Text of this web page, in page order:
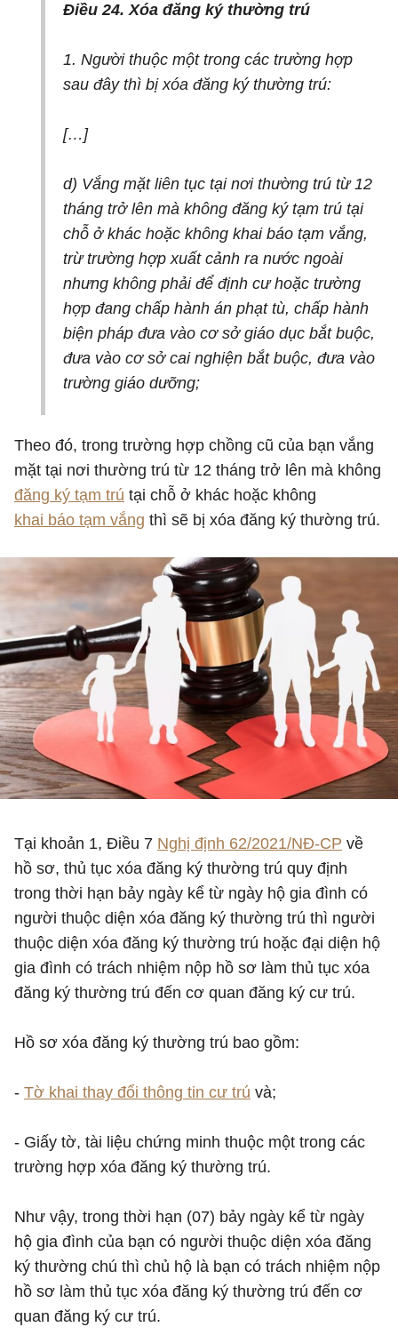
Điều 24. Xóa đăng ký thường trú
1. Người thuộc một trong các trường hợp
sau đây thì bị xóa đăng ký thường trú:
[… ]
d) Vắng mặt liên tục tại nơi thường trú từ 12
tháng trở lên mà không đăng ký tạm trú tại
chỗ ở khác hoặc không khai báo tạm vắng,
trừ trường hợp xuất cảnh ra nước ngoài
nhưng không phải để định cư hoặc trường
hợp đang chấp hành án phạt tù, chấp hành
biện pháp đưa vào cơ sở giáo dục bắt buộc,
đưa vào cơ sở cai nghiện bắt buộc, đưa vào
trường giáo dưỡng;
Theo đó, trong trường hợp chồng cũ của bạn vắng
mặt tại nơi thường trú từ 12 tháng trở lên mà không
đăng ký tạm trú tại chỗ ở khác hoặc không
khai báo tạm vắng thì sẽ bị xóa đăng ký thường trú.
Tại khoản 1, Điều 7 Nghị định 62/2021/NĐ-CP về
hồ sơ, thủ tục xóa đăng ký thường trú quy định
trong thời hạn bảy ngày kể từ ngày hộ gia đình có
người thuộc diện xóa đăng ký thường trú thì người
thuộc diện xóa đăng ký thường trú hoặc đại diện hộ
gia đình có trách nhiệm nộp hồ sơ làm thủ tục xóa
đăng ký thường trú đến cơ quan đăng ký cư trú.
Hồ sơ xóa đăng ký thường trú bao gồm:
- Tờ khai thay đổi thông tin cư trú và;
- Giấy tờ, tài liệu chứng minh thuộc một trong các
trường hợp xóa đăng ký thường trú.
Như vậy, trong thời hạn (07) bảy ngày kể từ ngày
hộ gia đình của bạn có người thuộc diện xóa đăng
ký thường chú thì chủ hộ là bạn có trách nhiệm nộp
hồ sơ làm thủ tục xóa đăng ký thường trú đến cơ
quan đăng ký cư trú.